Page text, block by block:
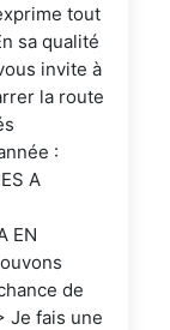
tout
sa qualité
invite à
la route
:
A
EN
de
Je fais une